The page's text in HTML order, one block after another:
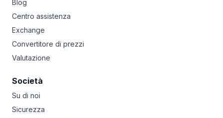
Blog
Centro assistenza
Exchange
Convertitore di prezzi
Valutazione
Società
Su di noi
Sicurezza